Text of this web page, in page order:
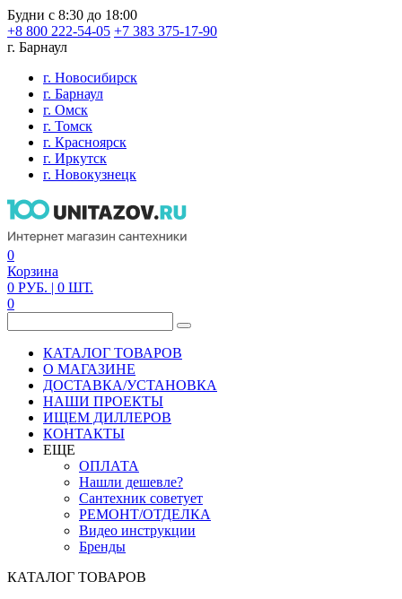
Будни с 8:30 до 18:00
+8 800 222-54-05 +7 383 375-17-90
г. Барнаул
г. Новосибирск
г. Барнаул
г. Омск
г. Томск
г. Красноярск
г. Иркутск
г. Новокузнецк
0
Корзина
0 РУБ. | 0 ШТ.
0
КАТАЛОГ ТОВАРОВ
О МАГАЗИНЕ
ДОСТАВКА/УСТАНОВКА
НАШИ ПРОЕКТЫ
ИЩЕМ ДИЛЛЕРОВ
КОНТАКТЫ
ЕЩЕ
ОПЛАТА
Нашли дешевле?
Сантехник советует
РЕМОНТ/ОТДЕЛКА
Видео инструкции
Бренды
КАТАЛОГ ТОВАРОВ